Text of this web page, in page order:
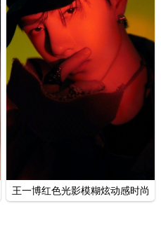
王一博红色光影模糊炫动感时尚